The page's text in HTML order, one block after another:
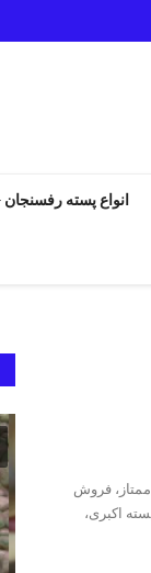
انواع پسته رفسنجان
ممتاز، فروش
اکبری،